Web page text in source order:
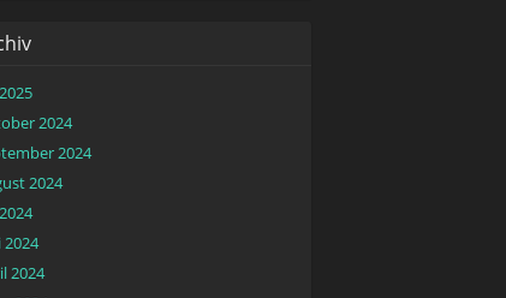
2024
2024
2024
2024
2024